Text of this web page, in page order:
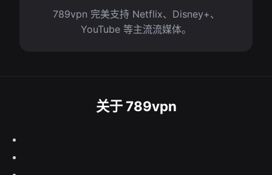
789vpn 完美支持 Netflix、Disney+、
YouTube 等主流流媒体。
关于 789vpn